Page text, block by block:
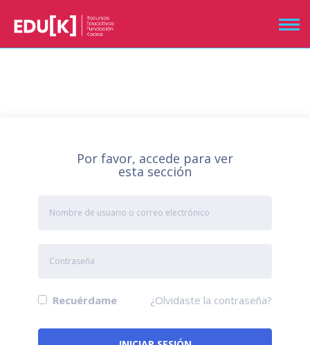
Por favor, accede para ver
esta sección
Recuérdame ¿Olvidaste la contraseña?